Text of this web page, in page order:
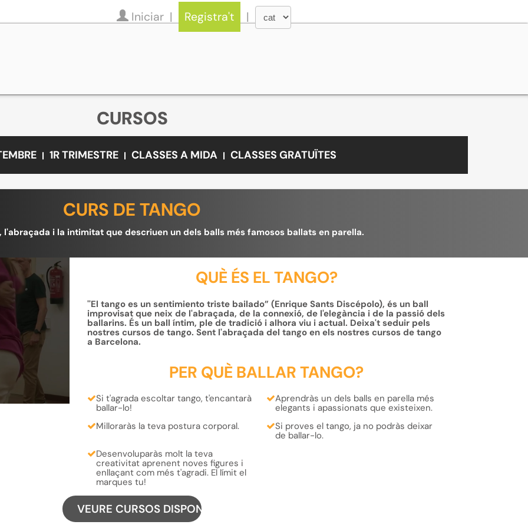
Iniciar Registra't
CURSOS
1R TRIMESTRE CLASSES A MIDA CLASSES GRATUÏTES
CURS DE TANGO
l'abraçada i la intimitat que descriuen un dels balls més famosos ballats en parella.
QUÈ ÉS EL TANGO?
''El tango es un sentimiento triste bailado” (Enrique Sants Discépolo), és un ball
improvisat que neix de l'abraçada, de la connexió, de l'elegància i de la passió dels
ballarins. És un ball íntim, ple de tradició i alhora viu i actual. Deixa't seduir pels
nostres cursos de tango. Sent l'abraçada del tango en els nostres cursos de tango
a Barcelona.
PER QUÈ BALLAR TANGO?
Si t'agrada escoltar tango, t'encantarà
ballar-lo!
Aprendràs un dels balls en parella més
elegants i apassionats que existeixen.
Milloraràs la teva postura corporal. Si proves el tango, ja no podràs deixar
de ballar-lo.
Desenvoluparàs molt la teva
creativitataprenent noves figures i
enllaçant com més t'agradi. El límit el
marques tu!
VEURE CURSOS DISPONIBLES